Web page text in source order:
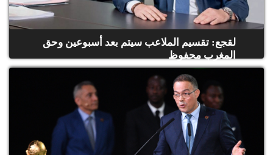
لقجع: تقسيم الملاعب سيتم بعد أسبوعين وحق
المغرب محفوظ